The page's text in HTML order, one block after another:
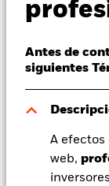
Antes de
siguientes
A efectos
web,
Educación
Profesionales
España
Change location
BlackRock
EUR 5,51
Variación del valor
EUR